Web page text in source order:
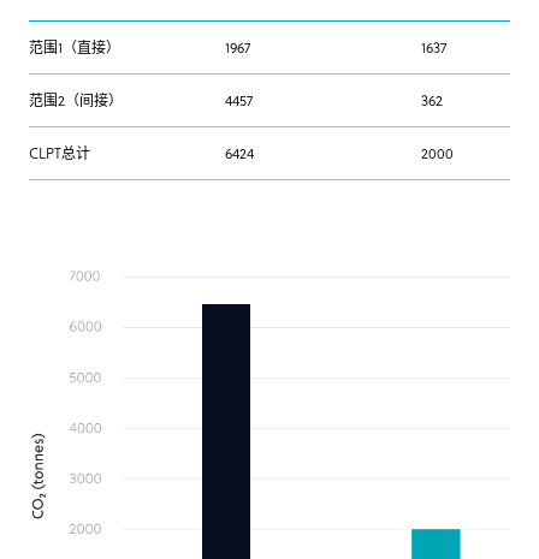
范围1（直接） 1967 1637
范围2（间接） 4457 362
CLPT总计 6424 2000